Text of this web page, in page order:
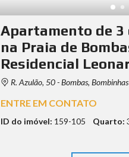
Apartamento de
na Praia de
Residencial
R. Azulão, 50 - Bombas,
ENTRE EM CONTATO
ID do imóvel: 159-105 Quarto: